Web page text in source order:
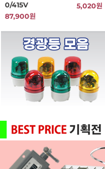
0/415V
87,900원
5,020원